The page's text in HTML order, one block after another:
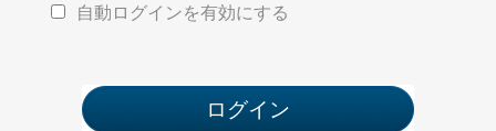
自動ログインを有効にする